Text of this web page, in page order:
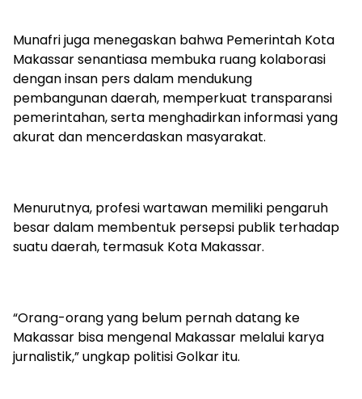
Munafri juga menegaskan bahwa Pemerintah Kota
Makassar senantiasa membuka ruang kolaborasi
dengan insan pers dalam mendukung
pembangunan daerah, memperkuat transparansi
pemerintahan, serta menghadirkan informasi yang
akurat dan mencerdaskan masyarakat.
Menurutnya, profesi wartawan memiliki pengaruh
besar dalam membentuk persepsi publik terhadap
suatu daerah, termasuk Kota Makassar.
“Orang-orang yang belum pernah datang ke
Makassar bisa mengenal Makassar melalui karya
jurnalistik,” ungkap politisi Golkar itu.